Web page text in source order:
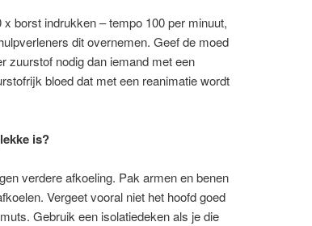
borst indrukken – tempo 100 per minuut,
dit overnemen. Geef de moed
zuurstof nodig dan iemand met een
bloed dat met een reanimatie wordt
is?
verdere afkoeling. Pak armen en benen
Vergeet vooral niet het hoofd goed
Gebruik een isolatiedeken als je die